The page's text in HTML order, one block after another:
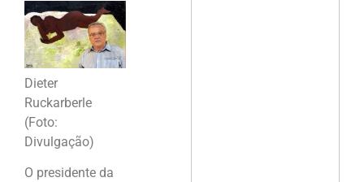
Dieter
Ruckarberle
(Foto:
Divulgação)
O presidente da